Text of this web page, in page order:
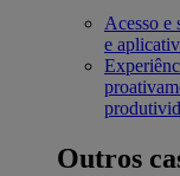
Acesso e
e
Outros